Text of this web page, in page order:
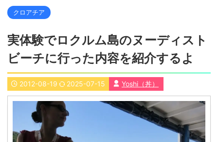
車関係
国内旅行
中部
中国・四国
北海道・東北
関東
近畿
九州
世界一周ブログ
アフリカ
アジア
ヨーロッパ
クロアチア
実体験でロクルム島のヌーディスト
ビーチに行った内容を紹介するよ
2012-08-19 2025-07-15 Yoshi（丼）